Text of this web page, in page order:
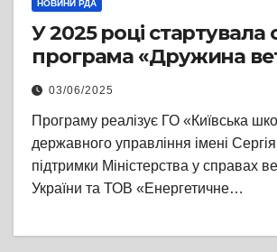
НОВИНИ РДА
У 2025 році стартувала
програма «Дружина
03/06/2025
Програму реалізує ГО «Київська
державного управління імені
підтримки Міністерства у справах
України та ТОВ «Енергетичне…